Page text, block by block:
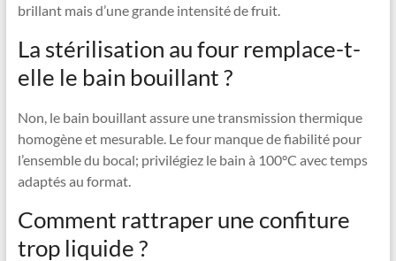
brillant mais d’une grande intensité de fruit.
La stérilisation au four remplace-t-
elle le bain bouillant ?
Non, le bain bouillant assure une transmission thermique
homogène et mesurable. Le four manque de fiabilité pour
l’ensemble du bocal; privilégiez le bain à 100°C avec temps
adaptés au format.
Comment rattraper une confiture
trop liquide ?